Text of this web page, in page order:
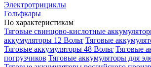
Электротрициклы
Гольфкары
По характеристикам
Тяговые свинцово-кислотные
аккумуляторы 12 Вольт Тяговые
Тяговые аккумуляторы 48 Вольт Тяговые
погрузчиков Тяговые аккумуляторы для